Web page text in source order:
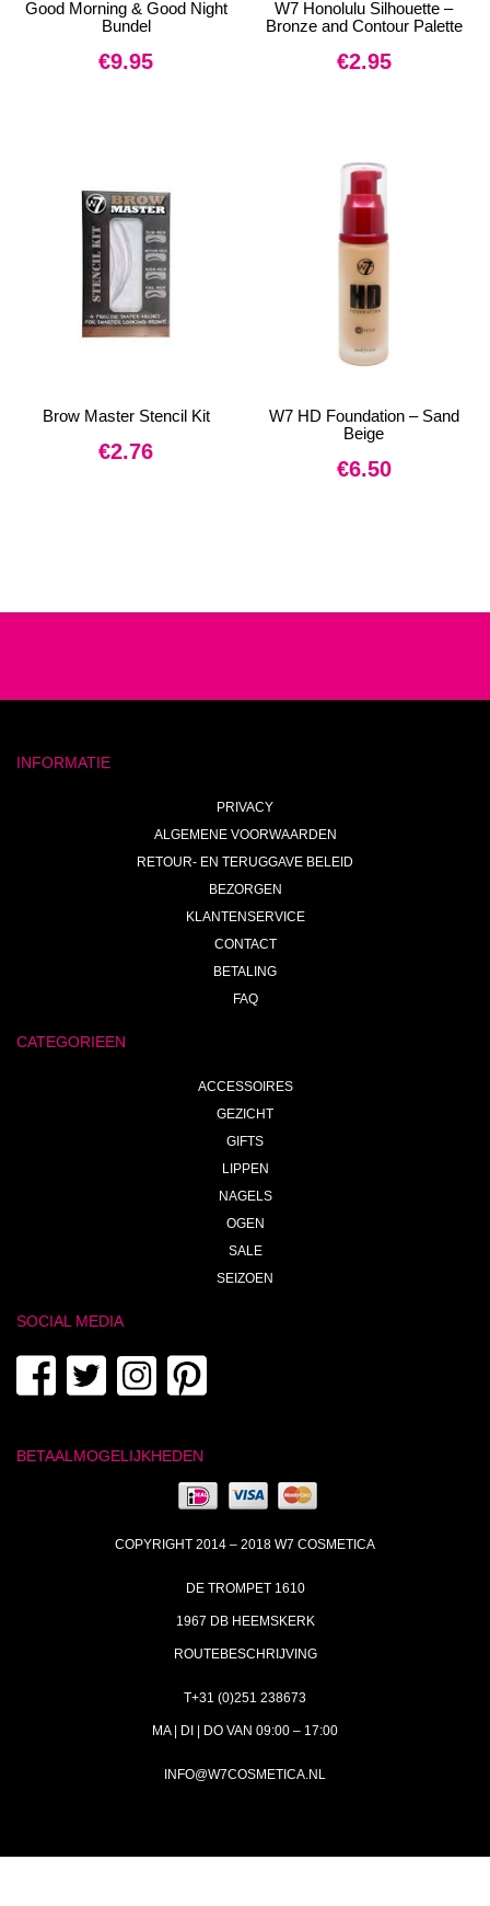
Good Morning & Good Night
Bundel
€9.95
W7 Honolulu Silhouette –
Bronze and Contour Palette
€2.95
Brow Master Stencil Kit
€2.76
W7 HD Foundation – Sand
Beige
€6.50
INFORMATIE
PRIVACY
ALGEMENE VOORWAARDEN
RETOUR- EN TERUGGAVE BELEID
BEZORGEN
KLANTENSERVICE
CONTACT
BETALING
FAQ
CATEGORIEEN
ACCESSOIRES
GEZICHT
GIFTS
LIPPEN
NAGELS
OGEN
SALE
SEIZOEN
SOCIAL MEDIA
BETAALMOGELIJKHEDEN
COPYRIGHT 2014 – 2018 W7 COSMETICA
DE TROMPET 1610
1967 DB HEEMSKERK
ROUTEBESCHRIJVING
T+31 (0)251 238673
MA | DI | DO VAN 09:00 – 17:00
INFO@W7COSMETICA.NL